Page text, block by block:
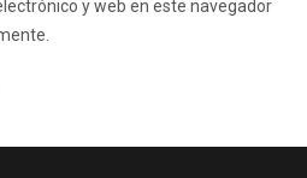
y web en este navegador